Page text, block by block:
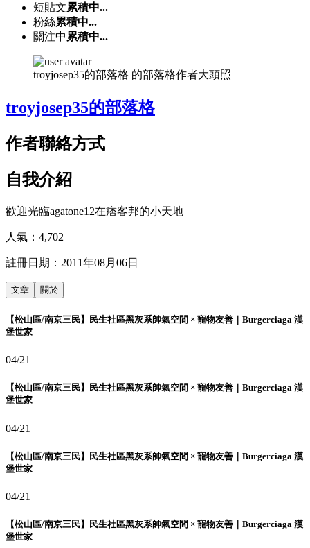
短貼文累積中...
粉絲累積中...
關注中 累積中...
troyjosep35的部落格 的部落格作者大頭照
troyjosep35的部落格
作者聯絡方式
自我介紹
歡迎光臨agatone12在痞客邦的小天地
人氣： 4,702
註冊日期： 2011年08月06日
文章 關於
【松山區/南京三民】民生社區黑灰系帥氣空間 × 寵物友善｜Burgerciaga 漢
堡世家
04/21
【松山區/南京三民】民生社區黑灰系帥氣空間 × 寵物友善｜Burgerciaga 漢
堡世家
04/21
【松山區/南京三民】民生社區黑灰系帥氣空間 × 寵物友善｜Burgerciaga 漢
堡世家
04/21
【松山區/南京三民】民生社區黑灰系帥氣空間 × 寵物友善｜Burgerciaga 漢
堡世家